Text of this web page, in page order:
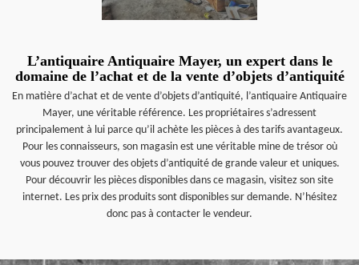
L’antiquaire Antiquaire Mayer, un expert dans le
domaine de l’achat et de la vente d’objets d’antiquité
En matière d’achat et de vente d’objets d’antiquité, l’antiquaire Antiquaire
Mayer, une véritable référence. Les propriétaires s’adressent
principalement à lui parce qu’il achète les pièces à des tarifs avantageux.
Pour les connaisseurs, son magasin est une véritable mine de trésor où
vous pouvez trouver des objets d’antiquité de grande valeur et uniques.
Pour découvrir les pièces disponibles dans ce magasin, visitez son site
internet. Les prix des produits sont disponibles sur demande. N’hésitez
donc pas à contacter le vendeur.